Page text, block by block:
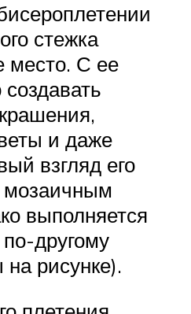
стежка
место. С ее
и даже
взгляд его
мозаичным
выполняется
другому
рисунке).